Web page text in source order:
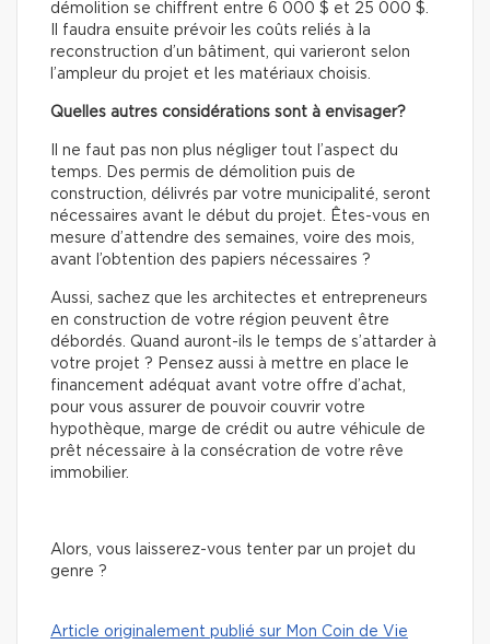
démolition se chiffrent entre 6 000 $ et 25 000 $.
Il faudra ensuite prévoir les coûts reliés à la
reconstruction d’un bâtiment, qui varieront selon
l’ampleur du projet et les matériaux choisis.
Quelles autres considérations sont à envisager?
Il ne faut pas non plus négliger tout l’aspect du
temps. Des permis de démolition puis de
construction, délivrés par votre municipalité, seront
nécessaires avant le début du projet. Êtes-vous en
mesure d’attendre des semaines, voire des mois,
avant l’obtention des papiers nécessaires ?
Aussi, sachez que les architectes et entrepreneurs
en construction de votre région peuvent être
débordés. Quand auront-ils le temps de s’attarder à
votre projet ? Pensez aussi à mettre en place le
financement adéquat avant votre offre d’achat,
pour vous assurer de pouvoir couvrir votre
hypothèque, marge de crédit ou autre véhicule de
prêt nécessaire à la consécration de votre rêve
immobilier.
Alors, vous laisserez-vous tenter par un projet du
genre ?
Article originalement publié sur Mon Coin de Vie